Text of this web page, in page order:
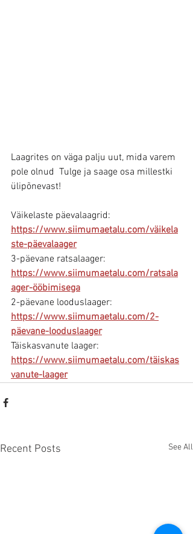
Laagrites on väga palju uut, mida varem
pole olnud  Tulge ja saage osa millestki
ülipõnevast!
Väikelaste päevalaagrid:
https://www.siimumaetalu.com/väikela
ste-päevalaager
3-päevane ratsalaager:
https://www.siimumaetalu.com/ratsala
ager-ööbimisega
2-päevane looduslaager:
https://www.siimumaetalu.com/2-
päevane-looduslaager
Täiskasvanute laager:
https://www.siimumaetalu.com/täiskas
vanute-laager
Recent Posts See All